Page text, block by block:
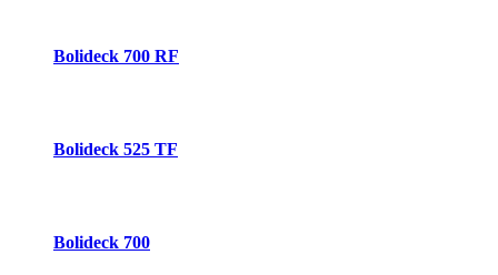
Bolideck 700 RF
Bolideck 525 TF
Bolideck 700